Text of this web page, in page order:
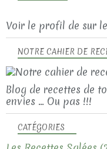
NOTRE CAHIER DE
Blog de recettes de
envies ... Ou pas !!!
Voir le profil de sur
CATÉGORIES